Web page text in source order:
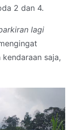
2 dan 4.
lagi
saja,